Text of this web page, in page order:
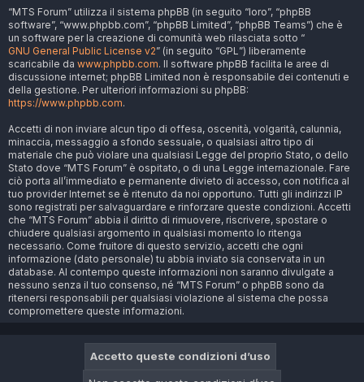
“MTS Forum” utilizza il sistema phpBB (in seguito “loro”, “phpBB
software”, “www.phpbb.com”, “phpBB Limited”, “phpBB Teams”) che è
un software per la creazione di comunità web rilasciata sotto “
GNU General Public License v2” (in seguito “GPL”) liberamente
scaricabile da www.phpbb.com. Il software phpBB facilita le aree di
discussione internet; phpBB Limited non è responsabile dei contenuti e
della gestione. Per ulteriori informazioni su phpBB:
https://www.phpbb.com.
Accetti di non inviare alcun tipo di offesa, oscenità, volgarità, calunnia,
minaccia, messaggio a sfondo sessuale, o qualsiasi altro tipo di
materiale che può violare una qualsiasi Legge del proprio Stato, o dello
Stato dove “MTS Forum” è ospitato, o di una Legge internazionale. Fare
ciò porta all’immediato e permanente divieto di accesso, con notifica al
tuo provider Internet se è ritenuto da noi opportuno. Tutti gli indirizzi IP
sono registrati per salvaguardare e rinforzare queste condizioni. Accetti
che “MTS Forum” abbia il diritto di rimuovere, riscrivere, spostare o
chiudere qualsiasi argomento in qualsiasi momento lo ritenga
necessario. Come fruitore di questo servizio, accetti che ogni
informazione (dato personale) tu abbia inviato sia conservata in un
database. Al contempo queste informazioni non saranno divulgate a
nessuno senza il tuo consenso, né “MTS Forum” o phpBB sono da
ritenersi responsabili per qualsiasi violazione al sistema che possa
compromettere queste informazioni.